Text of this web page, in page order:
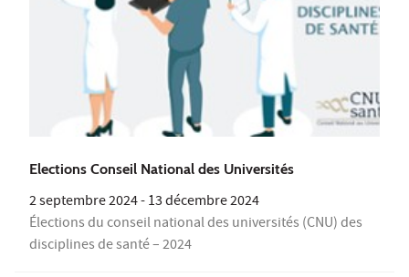
Elections Conseil National des Universités
2 septembre 2024-13 décembre 2024
Élections du conseil national des universités (CNU) des
disciplines de santé – 2024